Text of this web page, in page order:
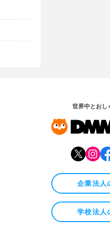
世界中とおし
企業法人
学校法人